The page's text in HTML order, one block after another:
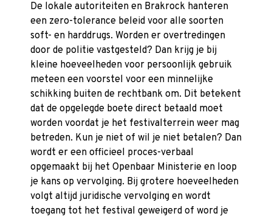
De lokale autoriteiten en Brakrock hanteren
een zero-tolerance beleid voor alle soorten
soft- en harddrugs. Worden er overtredingen
door de politie vastgesteld? Dan krijg je bij
kleine hoeveelheden voor persoonlijk gebruik
meteen een voorstel voor een minnelijke
schikking buiten de rechtbank om. Dit betekent
dat de opgelegde boete direct betaald moet
worden voordat je het festivalterrein weer mag
betreden. Kun je niet of wil je niet betalen? Dan
wordt er een officieel proces-verbaal
opgemaakt bij het Openbaar Ministerie en loop
je kans op vervolging. Bij grotere hoeveelheden
volgt altijd juridische vervolging en wordt
toegang tot het festival geweigerd of word je